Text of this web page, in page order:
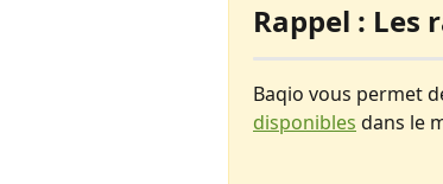
Rappel : Les
Baqio vous permet
disponibles dans le